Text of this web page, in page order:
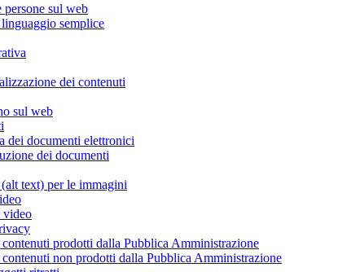
sul web
semplice
dei contenuti
sul web
dei documenti elettronici
dei documenti
text) per le immagini
video
prodotti dalla Pubblica Amministrazione
non prodotti dalla Pubblica Amministrazione